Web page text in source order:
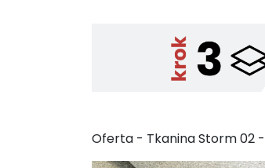
Oferta - Tkanina Storm02 -